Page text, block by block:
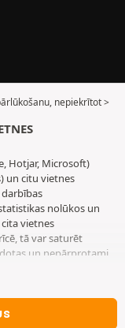
nepiekrītot >
Hotjar, Microsoft)
un citu vietnes
nolūkos un
vietnes
tā var saturēt
un nepārprotami
vietnes
6 mēnešus ilgu
piekrišanu, dodoties